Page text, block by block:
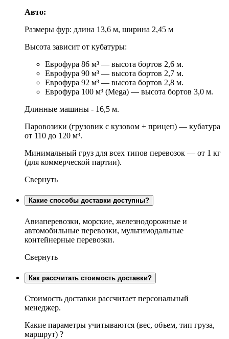
Авто:
Размеры фур: длина 13,6 м, ширина 2,45 м
Высота зависит от кубатуры:
Еврофура 86 м³ — высота бортов 2,6 м.
Еврофура 90 м³ — высота бортов 2,7 м.
Еврофура 92 м³ — высота бортов 2,8 м.
Еврофура 100 м³ (Mega) — высота бортов 3,0 м.
Длинные машины - 16,5 м.
Паровозики (грузовик с кузовом + прицеп) — кубатура
от 110 до 120 м³.
Минимальный груз для всех типов перевозок — от 1 кг
(для коммерческой партии).
Свернуть
Какие способы доставки доступны?
Авиаперевозки, морские, железнодорожные и
автомобильные перевозки, мультимодальные
контейнерные перевозки.
Свернуть
Как рассчитать стоимость доставки?
Стоимость доставки рассчитает персональный
менеджер.
Какие параметры учитываются (вес, объем, тип груза,
маршрут) ?